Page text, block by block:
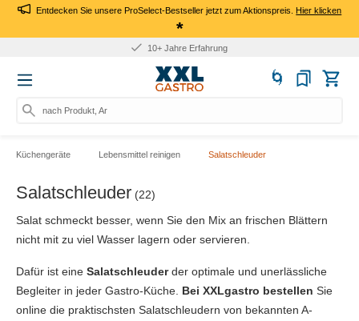
Entdecken Sie unsere ProSelect-Bestseller jetzt zum Aktionspreis.Hier klicken
*
10+ Jahre Erfahrung
nach Produkt, Art.-Nr., M
Küchengeräte Lebensmittel reinigen Salatschleuder
Salatschleuder (22)
Salat schmeckt besser, wenn Sie den Mix an frischen Blättern
nicht mit zu viel Wasser lagern oder servieren.
Dafür ist eine Salatschleuderder optimale und unerlässliche
Begleiter in jeder Gastro-Küche. Bei XXLgastro bestellen Sie
online die praktischsten Salatschleudern von bekannten A-